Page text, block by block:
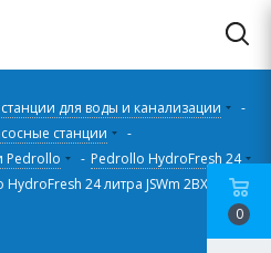
для воды и канализации
-
станции
-
Pedrollo
- Pedrollo HydroFresh 24
24 литра JSWm 2BX - 24CL
0